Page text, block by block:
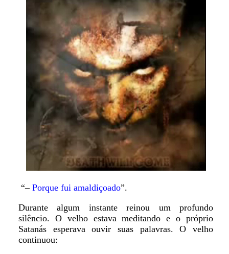
“– Porque fui amaldiçoado”.
Durante algum instante reinou um profundo
silêncio. O velho estava meditando e o próprio
Satanás esperava ouvir suas palavras. O velho
continuou: